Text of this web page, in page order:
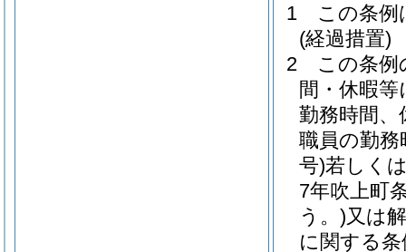
1
この条例
(経過措置)
2
この条例
間・休暇
勤務時間、
職員の勤務
号)若しく
7年吹上町
う。)又は
に関する条